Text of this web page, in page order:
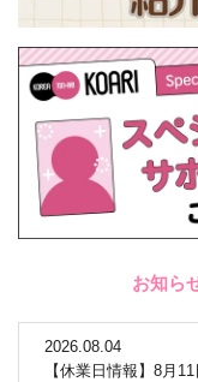
お知ら
2026.08.04
【休業日情報】8月